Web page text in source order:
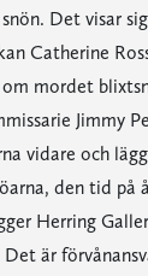
Det visar
Catherine
mordet
Jimmy
vidare och
den tid på
Herring
är